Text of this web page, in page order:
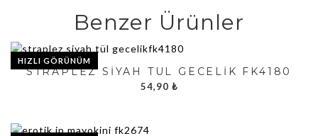
Benzer Ürünler
HIZLI GÖRÜNÜM
STRAPLEZ SIYAH TÜL GECELIK FK4180
54,90 ₺